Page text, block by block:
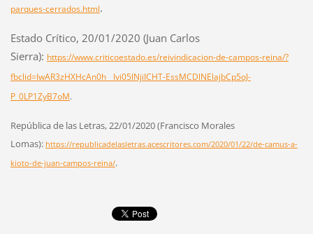
parques-cerrados.html.
Estado Crítico, 20/01/2020 (Juan Carlos
Sierra): https://www.criticoestado.es/reivindicacion-de-campos-reina/?
fbclid=IwAR3zHXHcAn0h__Ivi05lNjiICHT-EssMCDlNElajbCp5oJ-
P_0LP1ZyB7oM.
República de las Letras, 22/01/2020 (Francisco Morales
Lomas): https://republicadelasletras.acescritores.com/2020/01/22/de-camus-a-
kioto-de-juan-campos-reina/.